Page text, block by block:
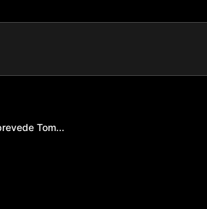
Tom...